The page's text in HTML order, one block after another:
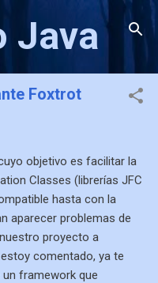
Java
Foxtrot
objetivo es facilitar la
Classes (librerías JFC
hasta con la
aparecer problemas de
proyecto a
comentado, ya te
framework que